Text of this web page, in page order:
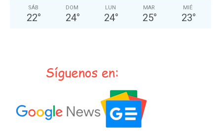
SÁB
22°
DOM
24°
LUN
24°
MAR
25°
MIÉ
23°